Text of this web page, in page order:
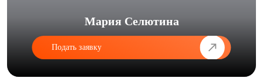
Мария Селютина
Подать заявку